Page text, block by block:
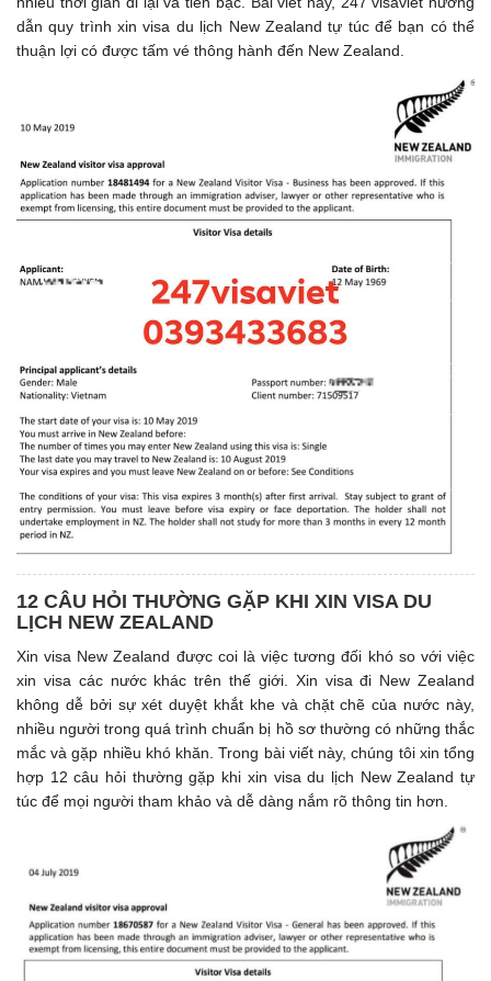
dẫn quy trình xin visa du lịch New Zealand tự túc để bạn có thể
thuận lợi có được tấm vé thông hành đến New Zealand.
12 CÂU HỎI THƯỜNG GẶP KHI XIN VISA DU
LỊCH NEW ZEALAND
Xin visa New Zealand được coi là việc tương đối khó so với việc
xin visa các nước khác trên thế giới. Xin visa đi New Zealand
không dễ bởi sự xét duyệt khắt khe và chặt chẽ của nước này,
nhiều người trong quá trình chuẩn bị hồ sơ thường có những thắc
mắc và gặp nhiều khó khăn. Trong bài viết này, chúng tôi xin tổng
hợp 12 câu hỏi thường gặp khi xin visa du lịch New Zealand tự
túc để mọi người tham khảo và dễ dàng nắm rõ thông tin hơn.